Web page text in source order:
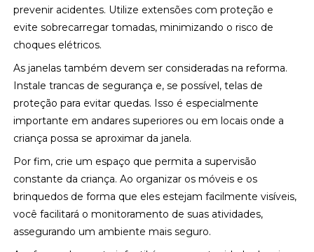
prevenir acidentes. Utilize extensões com proteção e
evite sobrecarregar tomadas, minimizando o risco de
choques elétricos.
As janelas também devem ser consideradas na reforma.
Instale trancas de segurança e, se possível, telas de
proteção para evitar quedas. Isso é especialmente
importante em andares superiores ou em locais onde a
criança possa se aproximar da janela.
Por fim, crie um espaço que permita a supervisão
constante da criança. Ao organizar os móveis e os
brinquedos de forma que eles estejam facilmente visíveis,
você facilitará o monitoramento de suas atividades,
assegurando um ambiente mais seguro.